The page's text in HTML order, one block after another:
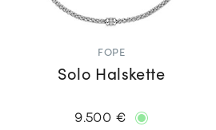
FOPE
Solo Halskette
9.500 €